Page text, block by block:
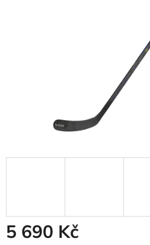
5 690 Kč